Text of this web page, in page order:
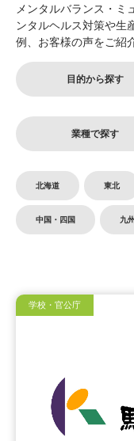
メンタルバランス・ミ
ンタルヘルス対策や生
例、お客様の声をご紹
目的から探す
業種で探す
北海道 東北
中国・四国 九
学校・官公庁